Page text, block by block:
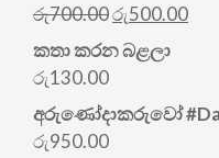
රු700.00Original
price
was:
රු500.00
කතා කරන බළලා
රු130.00
අරු‍ණෝදාකරුවෝ
රු950.00